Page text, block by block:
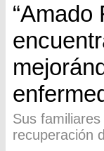
“Amado
Sus
recuperación